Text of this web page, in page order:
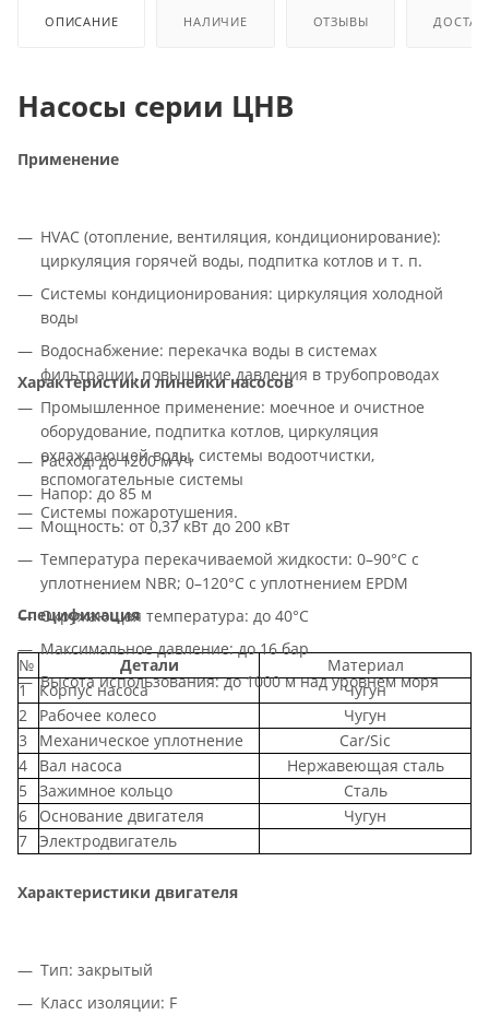
ОПИСАНИЕ НАЛИЧИЕ ОТЗЫВЫ
Насосы серии ЦНВ
Применение
HVAC (отопление, вентиляция, кондиционирование):
циркуляция горячей воды, подпитка котлов и т. п.
Системы кондиционирования: циркуляция холодной
воды
Водоснабжение: перекачка воды в системах
фильтрации, повышение давления в трубопроводах
Промышленное применение: моечное и очистное
оборудование, подпитка котлов, циркуляция
охлаждающей воды, системы водоотчистки,
вспомогательные системы
Системы пожаротушения.
Характеристики линейки насосов
Расход: до 1200 м3/ч
Напор: до 85 м
Мощность: от 0,37 кВт до 200 кВт
Температура перекачиваемой жидкости: 0–90°С с
уплотнением NBR; 0–120°С с уплотнением EPDM
Окружающая температура: до 40°С
Максимальное давление: до 16 бар
Высота использования: до 1000 м над уровнем моря
Спецификация
№ Детали
Материал
1
Корпус насоса
Чугун
2
Рабочее колесо
Чугун
3
Механическое уплотнение
Car/Sic
4
Вал насоса
Нержавеющая сталь
5
Зажимное кольцо
Сталь
6
Основание двигателя
Чугун
7 Электродвигатель
Характеристики двигателя
Тип: закрытый
Класс изоляции: F